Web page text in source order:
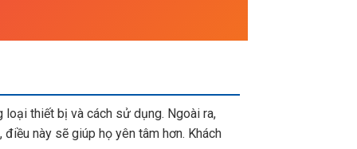
thiết bị và cách sử dụng. Ngoài ra,
này sẽ giúp họ yên tâm hơn. Khách